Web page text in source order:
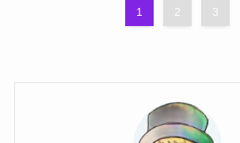
1 2 3